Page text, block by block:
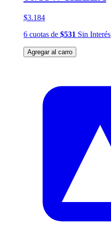
$3.184
6 cuotas de $531 Sin Interés
Agregar al carro